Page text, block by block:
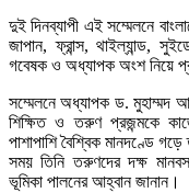
দুই দিনব্যাপী এই সম্মেলনে
জাপান, ফ্রান্স, থাইল্যান্ড,
গবেষক ও অধ্যাপক অংশ নিয়ে
সম্মেলনে অধ্যাপক ড. মুহাম্মদ
শিক্ষিত ও তরুণ প্রজন্মকে
পাশাপাশি বৈশ্বিক মানদণ্ডে
সময় তিনি তরুণদের দক্ষ
ভূমিকা পালনের আহ্বান জানান।